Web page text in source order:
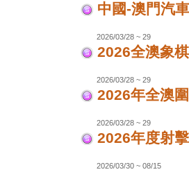
中國-澳門汽
2026/03/28 ~ 29
2026全澳象
2026/03/28 ~ 29
2026年全澳
2026/03/28 ~ 29
2026年度射
2026/03/30 ~ 08/15